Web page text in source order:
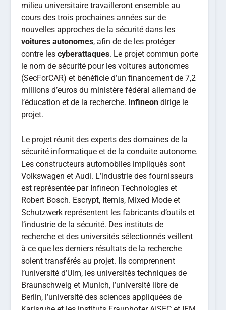
milieu universitaire travailleront ensemble au
cours des trois prochaines années sur de
nouvelles approches de la sécurité dans les
voitures autonomes, afin de de les protéger
contre lescyberattaques. Le projet commun porte
le nom de sécurité pour les voitures autonomes
(SecForCAR) et bénéficie d’un financement de 7,2
millions d’euros du ministère fédéral allemand de
l’éducation et de la recherche. Infineon dirige le
projet.
Le projet réunit des experts des domaines de la
sécurité informatique et de la conduite autonome.
Les constructeurs automobiles impliqués sont
Volkswagen et Audi. L’industrie des fournisseurs
est représentée par Infineon Technologies et
Robert Bosch. Escrypt, Itemis, Mixed Mode et
Schutzwerk représentent les fabricants d’outils et
l’industrie de la sécurité. Des instituts de
recherche et des universités sélectionnés veillent
à ce que les derniers résultats de la recherche
soient transférés au projet. Ils comprennent
l’université d’Ulm, les universités techniques de
Braunschweig et Munich, l’université libre de
Berlin, l’université des sciences appliquées de